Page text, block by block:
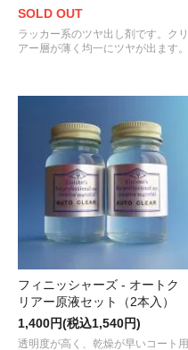
SOLD OUT
ラッカー系のツヤ出し剤です。クリ
アー層が薄く均一にツヤが出ます。
フィニッシャーズ - オートク
リアー原液セット（2本入）
1,400円(税込1,540円)
透明度が高く、乾燥が早いコート用